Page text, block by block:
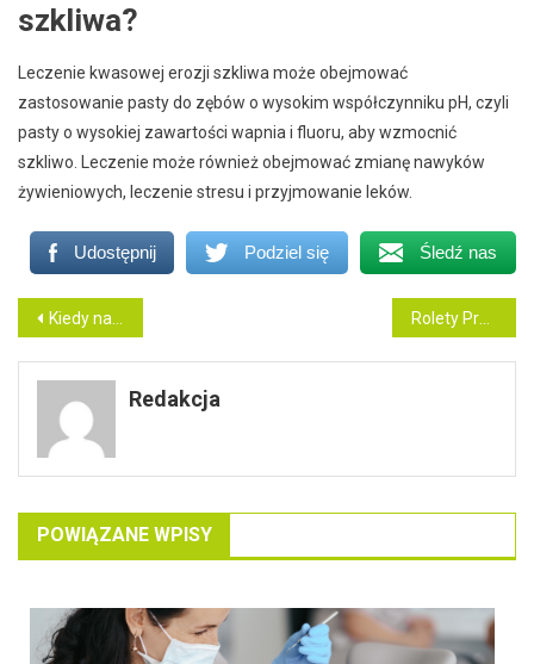
szkliwa?
Leczenie kwasowej erozji szkliwa może obejmować
zastosowanie pasty do zębów o wysokim współczynniku pH, czyli
pasty o wysokiej zawartości wapnia i fluoru, aby wzmocnić
szkliwo. Leczenie może również obejmować zmianę nawyków
żywieniowych, leczenie stresu i przyjmowanie leków.
Udostępnij Podziel się Śledź nas
Nawigacja
wpisu
Kiedy należy pójść do chirurga szczękowego? Rolety Przeciwpożarowe – Bezpieczeństwo W Twoich Rękach
Redakcja
POWIĄZANE WPISY